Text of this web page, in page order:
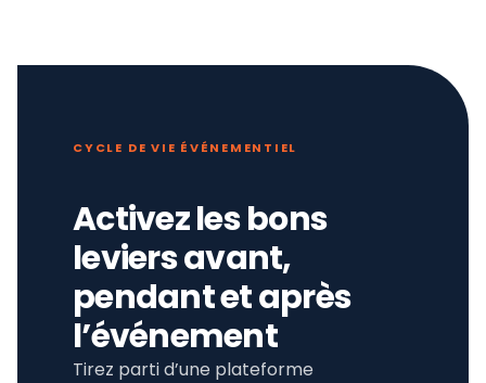
CYCLE DE VIE ÉVÉNEMENTIEL
Activez les bons
leviers avant,
pendant et après
l’événement
Tirez parti d’une plateforme